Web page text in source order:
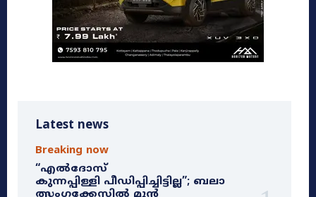
Latest news
Breaking now
“എൽദോസ്
കുന്നപ്പിള്ളി പീഡിപ്പിച്ചിട്ടില്ല”; ബലാ
ത്സംഗക്കേസിൽ മുൻ